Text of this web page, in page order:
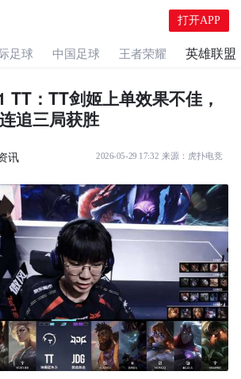
打开APP
足球 中国足球 王者荣耀 英雄联盟
TT：TT剑姬上单效果不佳，
追三局获胜
讯 2026-05-29 17:32 来源： 虎扑电竞